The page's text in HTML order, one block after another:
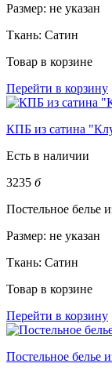
Размер: не указан
Ткань: Сатин
Товар в корзине
Перейти в корзину
КПБ из сатина
Есть в наличии
3235 б
Постельное белье
Размер: не указан
Ткань: Сатин
Товар в корзине
Перейти в корзину
Постельное белье